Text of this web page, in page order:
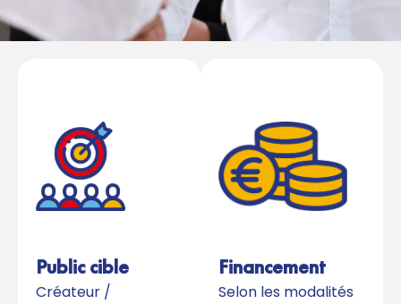
Public cible
Créateur /
Financement
Selon les modalités